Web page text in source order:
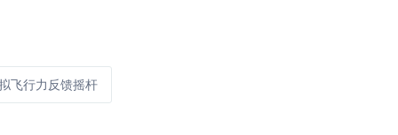
飞行力反馈摇杆